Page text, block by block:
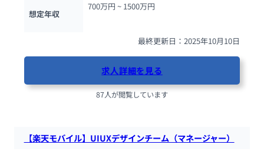
想定年収
700万円 ~ 1500万円
最終更新日：2025年10月10日
求人詳細を見る
87人が閲覧しています
【楽天モバイル】UIUXデザインチーム（マネージャー）